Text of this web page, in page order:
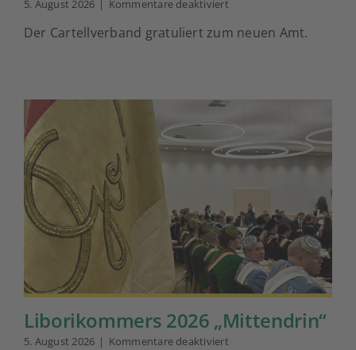
5. August 2026 | Kommentare deaktiviertfür
Dr.
Generalsekretär
der
Hanns-
Der Cartellverband gratuliert zum neuen Amt.
Liborikommers 2026 „Mittendrin“
5. August 2026 | Kommentare deaktiviertfür